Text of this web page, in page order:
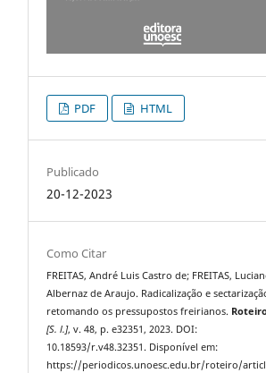
PDF HTML
Publicado
20-12-2023
Como Citar
FREITAS, André Luis Castro de; FREITAS,
Albernaz de Araujo. Radicalização e
retomando os pressupostos freirianos.
[S. l.], v. 48, p. e32351, 2023. DOI:
10.18593/r.v48.32351. Disponível em:
https://periodicos.unoesc.edu.br/roteiro/